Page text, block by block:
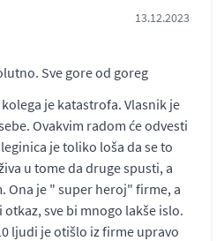
13.12.2023
Sve gore od goreg
kolega je katastrofa. Vlasnik je
Ovakvim radom će odvesti
je toliko loša da se to
u tome da druge spusti, a
Ona je " super heroj" firme, a
sve bi mnogo lakše islo.
ljudi je otišlo iz firme upravo